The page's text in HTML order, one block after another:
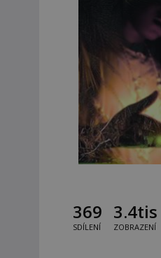
369
SDÍLENÍ
3.4tis
ZOBRAZENÍ